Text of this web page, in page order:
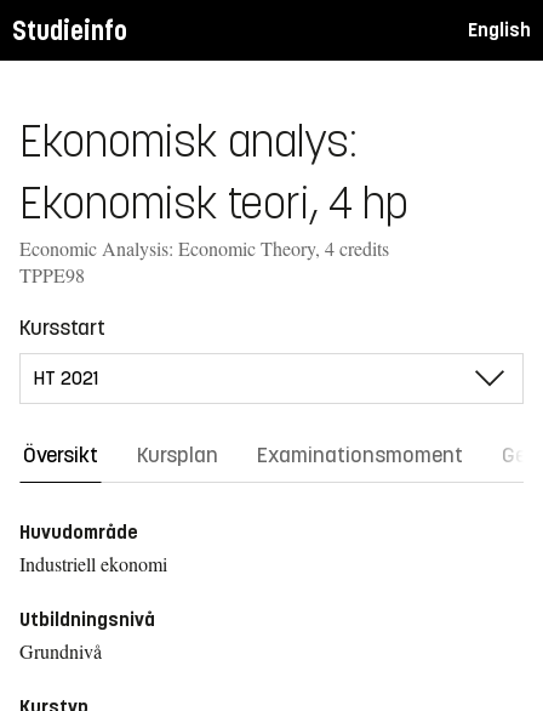
Studieinfo English
Ekonomisk analys:
Ekonomisk teori, 4 hp
Economic Analysis: Economic Theory, 4 credits
TPPE98
Kursstart
Översikt Kursplan Examinationsmoment
Huvudområde
Industriell ekonomi
Utbildningsnivå
Grundnivå